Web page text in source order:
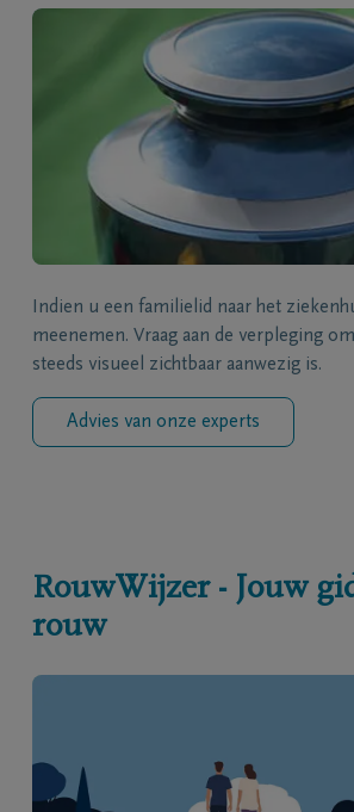
Indien u een familielid naar het
meenemen. Vraag aan de verpleging
steeds visueel zichtbaar aanwezig is.
Advies van onze experts
RouwWijzer - Jouw
rouw